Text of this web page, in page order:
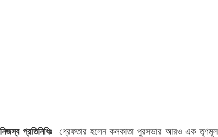
নিজস্ব প্রতিনিধিঃ
গ্রেফতার হলেন কলকাতা পুরসভার আরও এক তৃণমূল